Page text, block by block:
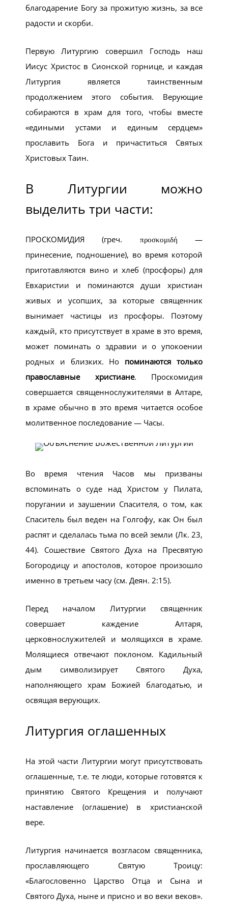
благодарение Богу за прожитую жизнь, за все
радости и скорби.
Первую Литургию совершил Господь наш
Иисус Христос в Сионской горнице, и каждая
Литургия является таинственным
продолжением этого события. Верующие
собираются в храм для того, чтобы вместе
«едиными устами и единым сердцем»
прославить Бога и причаститься Святых
Христовых Таин.
В Литургии можно
выделить три части:
ПРОСКОМИДИЯ (греч. προσκομιδή —
принесение, подношение), во время которой
приготавляются вино и хлеб (просфоры) для
Евхаристии и поминаются души христиан
живых и усопших, за которые священник
вынимает частицы из просфоры. Поэтому
каждый, кто присутствует в храме в это время,
может поминать о здравии и о упокоении
родных и близких. Но поминаются только
православные христиане. Проскомидия
совершается священнослужителями в Алтаре,
в храме обычно в это время читается особое
молитвенное последование — Часы.
Во время чтения Часов мы призваны
вспоминать о суде над Христом у Пилата,
поругании и заушении Спасителя, о том, как
Спаситель был веден на Голгофу, как Он был
распят и сделалась тьма по всей земли (Лк. 23,
44). Сошествие Святого Духа на Пресвятую
Богородицу и апостолов, которое произошло
именно в третьем часу (см. Деян. 2:15).
Перед началом Литургии священник
совершает каждение Алтаря,
церковнослужителей и молящихся в храме.
Молящиеся отвечают поклоном. Кадильный
дым символизирует Святого Духа,
наполняющего храм Божией благодатью, и
освящая верующих.
Литургия оглашенных
На этой части Литургии могут присутствовать
оглашенные, т.е. те люди, которые готовятся к
принятию Святого Крещения и получают
наставление (оглашение) в христианской
вере.
Литургия начинается возгласом священника,
прославляющего Святую Троицу:
«Благословенно Царство Отца и Сына и
Святого Духа, ныне и присно и во веки веков».